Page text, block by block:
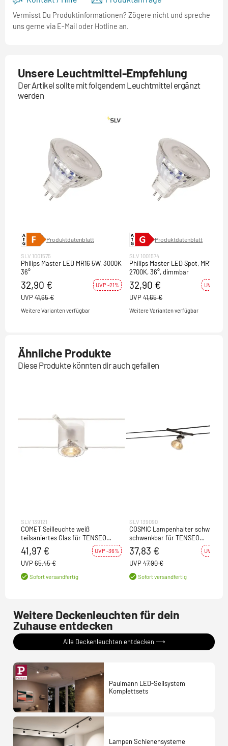
Vermisst Du Produktinformationen? Zögere nicht und spreche
uns gerne via E-Mail oder Hotline an.
Unsere Leuchtmittel-Empfehlung
Der Artikel sollte mit folgendem Leuchtmittel ergänzt
werden
Produktdatenblatt
SLV 1001575
Philips Master LED MR16 5W, 3000K
36°
32,90 € UVP -21%
UVP 41,65 €
Weitere Varianten verfügbar
Produktdatenblatt
SLV 1001574
Philips Master LED Spot, MR16, 5W,
2700K, 36°, dimmbar
32,90 € UVP -21%
UVP 41,65 €
Weitere Varianten verfügbar
Ähnliche Produkte
Diese Produkte könnten dir auch gefallen
SLV 139121
COMET Seilleuchte weiß
teilsaniertes Glas für TENSEO
Niedervolt-Seilsystem QR-C51
41,97 € UVP -36%
UVP 65,45 €
Sofort versandfertig
SLV 139090
COSMIC Lampenhalter schwarz
schwenkbar für TENSEO
Niedervolt-Seilsystem QR-C51 2
Stück
37,83 € UVP -21%
UVP 47,90 €
Sofort versandfertig
Weitere Deckenleuchten für dein
Zuhause entdecken
Alle Deckenleuchten entdecken ⟶
Paulmann LED-Seilsystem
Komplettsets
Lampen Schienensysteme